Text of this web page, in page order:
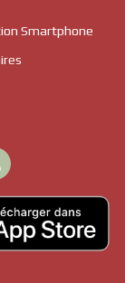
Smartphone